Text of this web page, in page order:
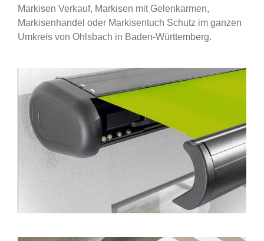
Markisen Verkauf, Markisen mit Gelenkarmen,
Markisenhandel oder Markisentuch Schutz im ganzen
Umkreis von Ohlsbach in Baden-Württemberg.